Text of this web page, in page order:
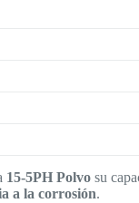
15-5PH Polvo su
a la corrosión.